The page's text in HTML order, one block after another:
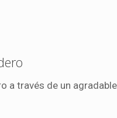
a través de un agradable